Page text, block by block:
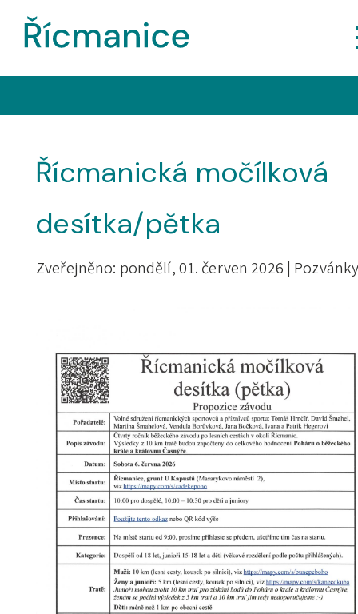
Řícmanická močílková
desítka/pětka
Zveřejněno: pondělí, 01. červen 2026 |